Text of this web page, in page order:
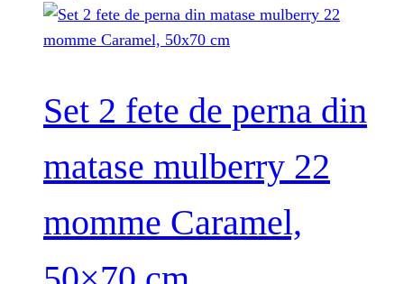
Set 2 fete de perna din
matase mulberry 22
momme Caramel,